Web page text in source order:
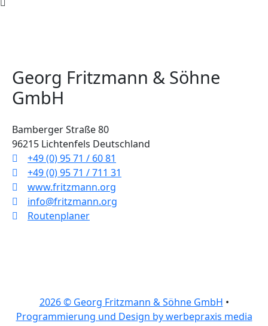
Georg Fritzmann & Söhne
GmbH
Bamberger Straße 80
96215 Lichtenfels Deutschland
+49 (0) 95 71 / 60 81
+49 (0) 95 71 / 711 31
www.fritzmann.org
info@fritzmann.org
Routenplaner
2026 © Georg Fritzmann & Söhne GmbH •
Programmierung und Design by werbepraxis media